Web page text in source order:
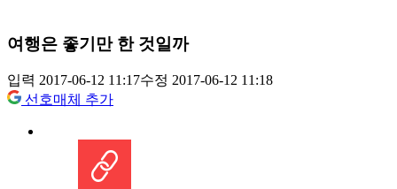
여행은 좋기만 한 것일까
입력 2017-06-12 11:17수정 2017-06-12 11:18
선호매체 추가